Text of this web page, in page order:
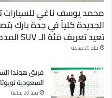
الجديدة كلياً في جدة بارك
تعيد تعريف فئة الـ SUV المدمجة
منذ 20 ساعة
السعودية
منذ 20 ساعة